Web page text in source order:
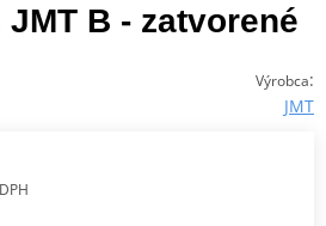
B - zatvorené
Výrobca:
JMT